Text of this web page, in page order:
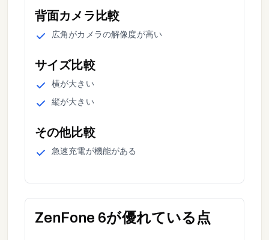
背面カメラ 比較
広角がカメラの解像度が高い
サイズ比較
横が大きい
縦が大きい
その他比較
急速充電が機能がある
ZenFone 6が優れている点